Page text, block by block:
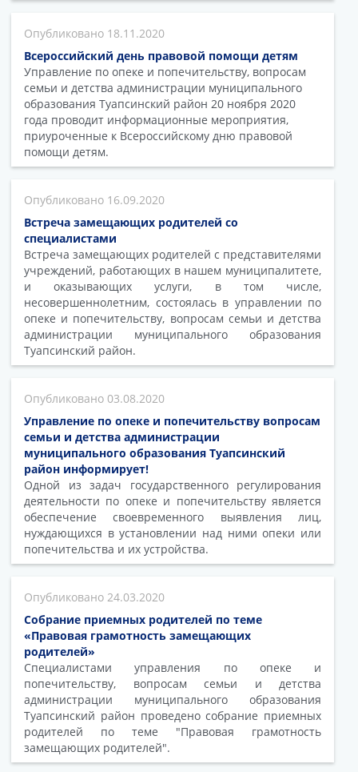
18.11.2020
Всероссийский день правовой помощи детям
Управление по опеке и попечительству, вопросам
семьи и детства администрации муниципального
образования Туапсинский район 20 ноября 2020
года проводит информационные мероприятия,
приуроченные к Всероссийскому дню правовой
помощи детям.
16.09.2020
Встреча замещающих родителей со
специалистами
Встреча замещающих родителей с представителями
учреждений, работающих в нашем муниципалитете,
и оказывающих услуги, в том числе,
несовершеннолетним, состоялась в управлении по
опеке и попечительству, вопросам семьи и детства
администрации муниципального образования
Туапсинский район.
03.08.2020
Управление по опеке и попечительству вопросам
семьи и детства администрации
муниципального образования Туапсинский
район информирует!
Одной из задач государственного регулирования
деятельности по опеке и попечительству является
обеспечение своевременного выявления лиц,
нуждающихся в установлении над ними опеки или
попечительства и их устройства.
24.03.2020
Собрание приемных родителей по теме
«Правовая грамотность замещающих
родителей»
Специалистами управления по опеке и
попечительству, вопросам семьи и детства
администрации муниципального образования
Туапсинский район проведено собрание приемных
родителей по теме "Правовая грамотность
замещающих родителей".